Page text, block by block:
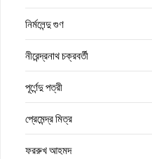
নির্মলেন্দু গুণ
নীরেন্দ্রনাথ চক্রবর্তী
পূর্ণেন্দু পত্রী
প্রেমেন্দ্র মিত্র
ফররুখ আহমদ